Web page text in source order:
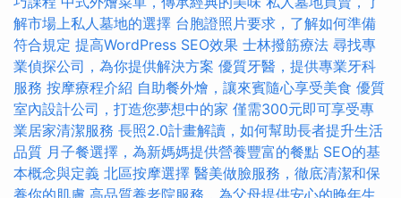
解市場上私人墓地的選擇 台胞證照片要求，了解如何準備
符合規定 提高WordPress SEO效果 士林撥筋療法 尋找專
業偵探公司，為你提供解決方案 優質牙醫，提供專業牙科
服務 按摩療程介紹 自助餐外燴，讓來賓隨心享受美食 優質
室內設計公司，打造您夢想中的家 僅需300元即可享受專
業居家清潔服務 長照2.0計畫解讀，如何幫助長者提升生活
品質 月子餐選擇，為新媽媽提供營養豐富的餐點 SEO的基
本概念與定義 北區按摩選擇 醫美做臉服務，徹底清潔和保
養你的肌膚 高品質養老院服務，為父母提供安心的晚年生